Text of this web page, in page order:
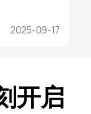
2025-09-17
开启